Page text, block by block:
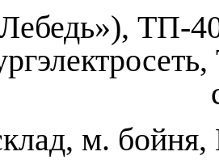
ТП-
м.